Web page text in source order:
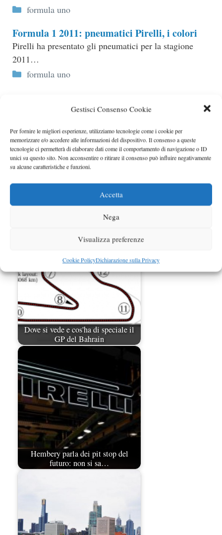
Gestisci Consenso Cookie
Per fornire le migliori esperienze, utilizziamo tecnologie come i cookie per
memorizzare e/o accedere alle informazioni del dispositivo. Il consenso a queste
tecnologie ci permetterà di elaborare dati come il comportamento di navigazione o ID
unici su questo sito. Non acconsentire o ritirare il consenso può influire negativamente
su alcune caratteristiche e funzioni.
Accetta
Nega
Visualizza preferenze
Cookie PolicyDichiarazione sulla Privacy
Categorie
formula uno
Formula 1 2011: pneumatici Pirelli, i colori
Pirelli ha presentato gli pneumatici per la stagione
2011…
Categorie
formula uno
Gomme Pirelli F1 2012 presentate
Dove si vede e cos'ha di speciale il
GP del Bahrain
Hembery parla dei pit stop del
futuro: non si sa…